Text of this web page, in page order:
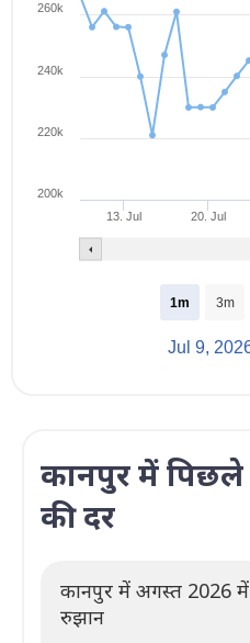
13. Jul 20. Jul
1m 3m
Jul 9,
200k
220k
240k
260k
कानपुर में पिछले
की दर
कानपुर में अगस्त 2026 में
रुझान